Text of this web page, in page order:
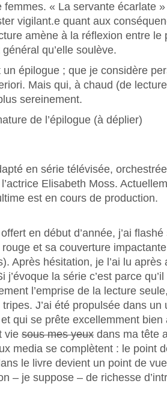
femmes. « La servante écarlate
vigilant.e quant aux
amène à la réflexion entre
qu’elle soulève.
un épilogue ; que je considère
Mais qui, à chaud (de
sereinement.
de l’épilogue (à déplier)
en série télévisée,
Elisabeth Moss.
est en cours de production.
en début d’année, j’ai
et sa couverture
Après hésitation, je l’ai lu
j’évoque la série c’est parce
l’emprise de la lecture
J’ai été propulsée dans un
qui se prête excellemment
vie sous mes yeux dans ma tête
media se complètent : le point
le livre devient un point de
– je suppose – de richesse